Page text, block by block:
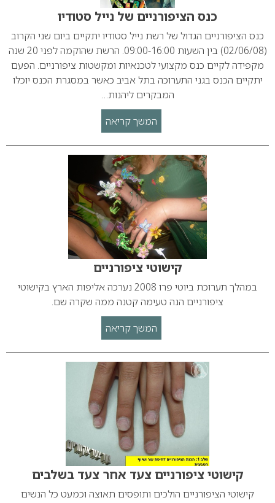
כנס הציפורניים של נייל סטודיו
כנס הציפורניים הגדול של רשת נייל סטודיו יתקיים ביום שני הקרוב
(02/06/08) בין השעות 09:00-16:00. הרשת שהוקמה לפני 20 שנה
מקפידה לקיים כנס מקצועי לטכנאיות ומקשטות ציפורניים. הפעם
יתקיים הכנס בגני התערוכה בתל אביב כאשר במסגרת הכנס יוכלו
המבקרים ליהנות…
המשך קריאה
קישוטי ציפורניים
במהלך תערוכת ביוטי פרו 2008 נערכה אליפות הארץ בקישוטי
ציפורניים הנה טעימה קטנה ממה שקרה שם.
המשך קריאה
קישוטי ציפורניים צעד אחר צעד בשלבים
קישוטי הציפורניים הולכים ותופסים תאוצה וכמעט כל הנשים